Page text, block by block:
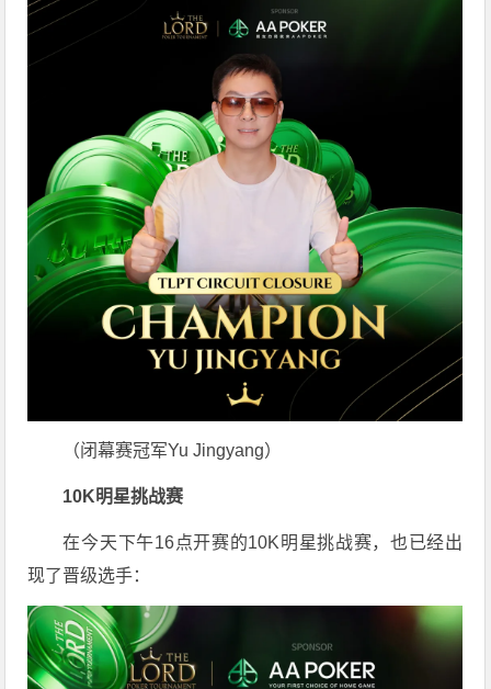
（闭幕赛冠军Yu Jingyang）
10K明星挑战赛
在今天下午16点开赛的10K明星挑战赛，也已经出
现了晋级选手：